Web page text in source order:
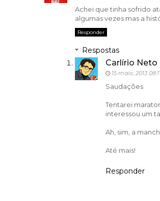
Achei que tinha sofrido
algumas vezes mas a
Responder
Respostas
Carlírio Neto
15 maio, 2013
Saudações
Tentarei
interessou um
Ah, sim, a
Até mais!
Responder